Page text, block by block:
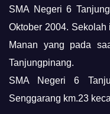
SMA Negeri 6
Oktober 2004.
Manan yang pada
Tanjungpinang.
SMA Negeri 6
Senggarang km.23